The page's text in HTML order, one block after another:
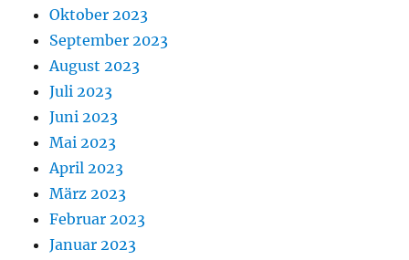
Oktober 2023
September 2023
August 2023
Juli 2023
Juni 2023
Mai 2023
April 2023
März 2023
Februar 2023
Januar 2023